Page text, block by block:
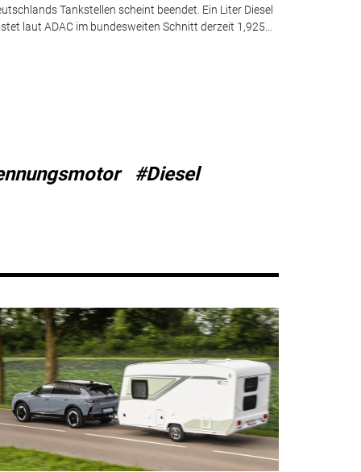
Tankstellen scheint beendet. Ein Liter Diesel
laut ADAC im bundesweiten Schnitt derzeit 1,925...
#Diesel